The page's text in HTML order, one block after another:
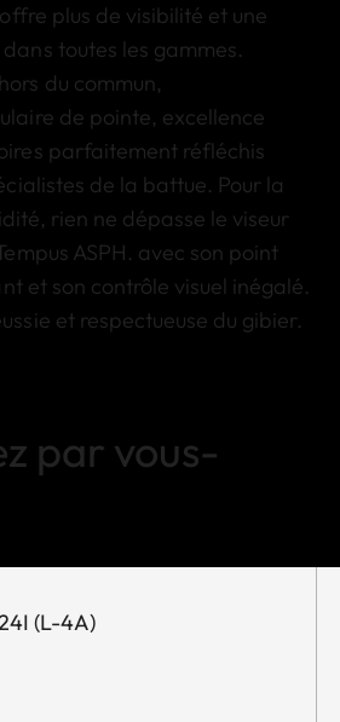
plus de visibilité et une
toutes les gammes.
du commun,
de pointe, excellence
parfaitement réfléchis
de la battue. Pour la
rien ne dépasse le viseur
ASPH. avec son point
et son contrôle visuel inégalé.
et respectueuse du gibier.
par vous-
(L-4A)